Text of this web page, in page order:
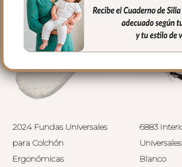
2024 Fundas Universales
para Colchón
Ergonómicas
6883
Blanco